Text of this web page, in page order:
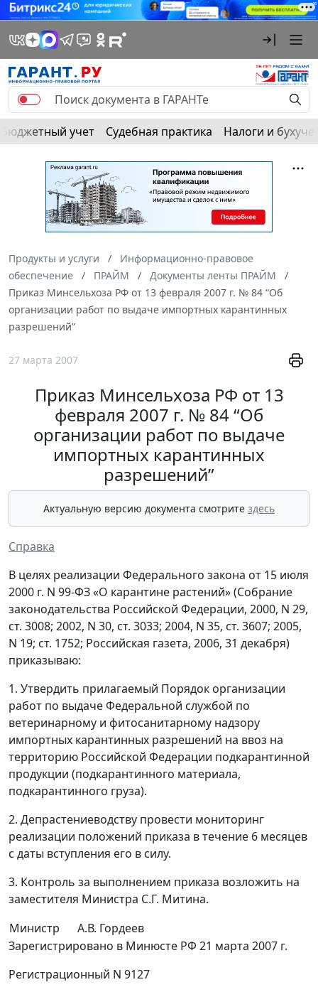
Бюджетный учет Судебная практика Налоги и
Продукты и услуги
Информационно-правовое
обеспечение
ПРАЙМ
Документы ленты ПРАЙМ
Приказ Минсельхоза РФ от 13 февраля 2007 г. № 84 “Об
организации работ по выдаче импортных карантинных
разрешений”
27 марта 2007
Приказ Минсельхоза РФ от 13
февраля 2007 г. № 84 “Об
организации работ по выдаче
импортных карантинных
разрешений”
Актуальную версию документа смотрите здесь
Справка
В целях реализации Федерального закона от 15 июля
2000 г. N 99-ФЗ «О карантине растений» (Собрание
законодательства Российской Федерации, 2000, N 29,
ст. 3008; 2002, N 30, ст. 3033; 2004, N 35, ст. 3607; 2005,
N 19; ст. 1752; Российская газета, 2006, 31 декабря)
приказываю:
1. Утвердить прилагаемый Порядок организации
работ по выдаче Федеральной службой по
ветеринарному и фитосанитарному надзору
импортных карантинных разрешений на ввоз на
территорию Российской Федерации подкарантинной
продукции (подкарантинного материала,
подкарантинного груза).
2. Депрастениеводству провести мониторинг
реализации положений приказа в течение 6 месяцев
с даты вступления его в силу.
3. Контроль за выполнением приказа возложить на
заместителя Министра С.Г. Митина.
Министр
А.В. Гордеев
Зарегистрировано в Минюсте РФ 21 марта 2007 г.
Регистрационный N 9127